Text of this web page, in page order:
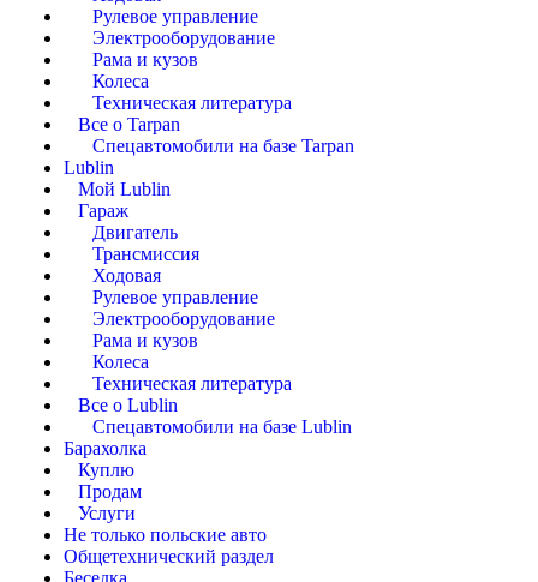
Рулевое управление
Электрооборудование
Рама и кузов
Колеса
Техническая литература
Все о Tarpan
Спецавтомобили на базе Tarpan
Lublin
Мой Lublin
Гараж
Двигатель
Трансмиссия
Ходовая
Рулевое управление
Электрооборудование
Рама и кузов
Колеса
Техническая литература
Все о Lublin
Спецавтомобили на базе Lublin
Барахолка
Куплю
Продам
Услуги
Не только польские авто
Общетехнический раздел